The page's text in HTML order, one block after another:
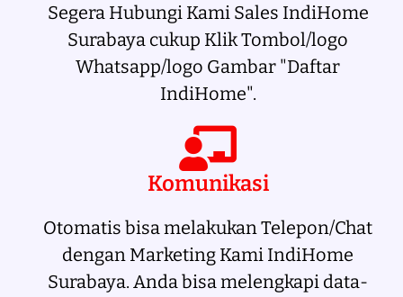
Segera Hubungi Kami Sales IndiHome
Surabaya cukup Klik Tombol/logo
Whatsapp/logo Gambar "Daftar
IndiHome".
Komunikasi
Otomatis bisa melakukan Telepon/Chat
dengan Marketing Kami IndiHome
Surabaya. Anda bisa melengkapi data-